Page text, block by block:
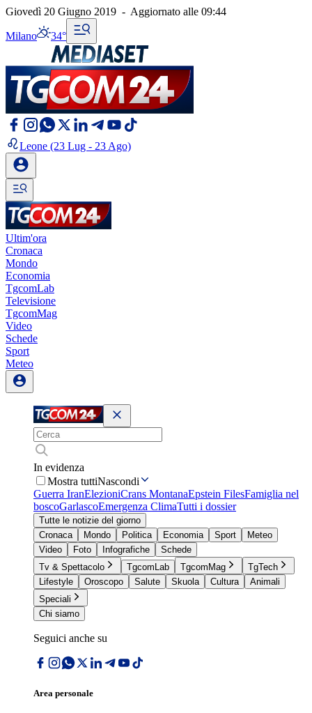
Giovedì 20 Giugno 2019 - Aggiornato alle 09:44
Milano 34°
Leone (23 Lug - 23 Ago)
Ultim'ora
Cronaca
Mondo
Economia
TgcomLab
Televisione
TgcomMag
Video
Schede
Sport
Meteo
In evidenza
Mostra tuttiNascondi
Guerra IranElezioniCrans MontanaEpstein FilesFamiglia nel
boscoGarlascoEmergenza ClimaTutti i dossier
Tutte le notizie del giorno
Cronaca
Mondo Politica Economia Sport
Meteo
Video
Foto Infografiche
Schede
Tv & Spettacolo
TgcomLab TgcomMag
TgTech
Lifestyle
Oroscopo Salute Skuola Cultura
Animali
Speciali
Chi siamo
Seguici anche su
Area personale